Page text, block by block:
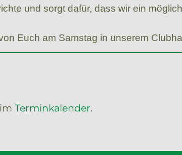
und sorgt dafür, dass wir ein
Euch am Samstag in unserem
Terminkalender.